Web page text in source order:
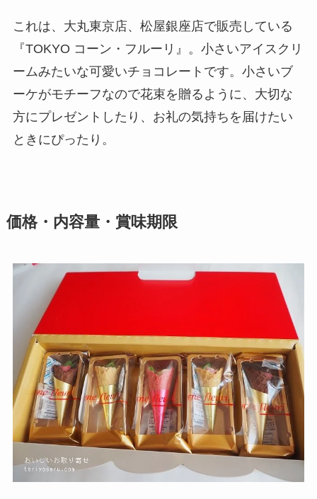
これは、大丸東京店、松屋銀座店で販売している
『TOKYO コーン・フルーリ』。小さいアイスクリ
ームみたいな可愛いチョコレートです。小さいブ
ーケがモチーフなので花束を贈るように、大切な
方にプレゼントしたり、お礼の気持ちを届けたい
ときにぴったり。
価格・内容量・賞味期限